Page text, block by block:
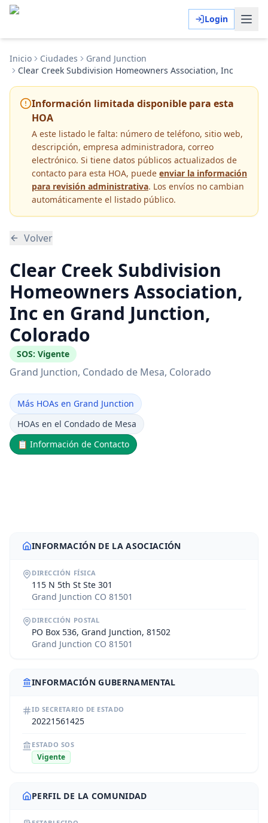
Login
Inicio Ciudades
Grand Junction
Clear Creek Subdivision Homeowners Association, Inc
Información limitada disponible para esta
HOA
A este listado le falta: número de teléfono, sitio web,
descripción, empresa administradora, correo
electrónico. Si tiene datos públicos actualizados de
contacto para esta HOA, puede enviar la información
para revisión administrativa. Los envíos no cambian
automáticamente el listado público.
Volver
Clear Creek Subdivision
Homeowners Association,
Inc en Grand Junction,
Colorado
SOS: Vigente
Grand Junction, Condado de Mesa, Colorado
Más HOAs en Grand Junction
HOAs en el Condado de Mesa
📋 Información de Contacto
INFORMACIÓN DE LA ASOCIACIÓN
DIRECCIÓN FÍSICA
115 N 5th St Ste 301
Grand Junction CO 81501
DIRECCIÓN POSTAL
PO Box 536, Grand Junction, 81502
Grand Junction CO 81501
INFORMACIÓN GUBERNAMENTAL
ID SECRETARIO DE ESTADO
20221561425
ESTADO SOS
Vigente
PERFIL DE LA COMUNIDAD